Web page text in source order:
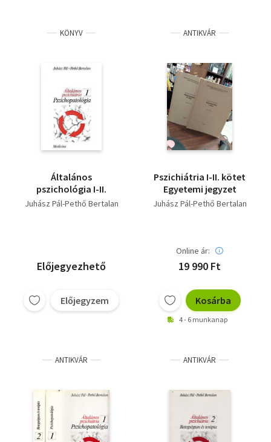
KÖNYV
Általános
pszichológia I-II.
Juhász Pál-Pethő Bertalan
Előjegyezhető
Előjegyzem
ANTIKVÁR
Pszichiátria I-II. kötet
Egyetemi jegyzet
Juhász Pál-Pethő Bertalan
Online ár:
19 990 Ft
Kosárba
4 - 6 munkanap
ANTIKVÁR ANTIKVÁR